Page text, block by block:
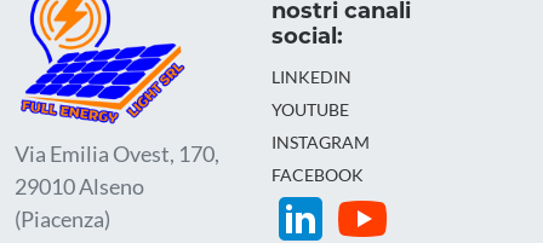
Via Emilia Ovest, 170,
29010 Alseno
(Piacenza)
nostri canali
social:
LINKEDIN
YOUTUBE
INSTAGRAM
FACEBOOK